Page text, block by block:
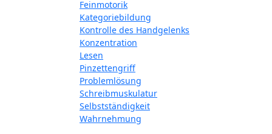
Feinmotorik
Kategoriebildung
Kontrolle des Handgelenks
Konzentration
Lesen
Pinzettengriff
Problemlösung
Schreibmuskulatur
Selbstständigkeit
Wahrnehmung